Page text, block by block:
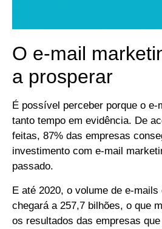
O e-mail
a prosperar
É possível perceber porque o
tanto tempo em evidência. De
feitas, 87% das empresas
investimento com e-mail
passado.
E até 2020, o volume de e-
chegará a 257,7 bilhões, o que
os resultados das empresas